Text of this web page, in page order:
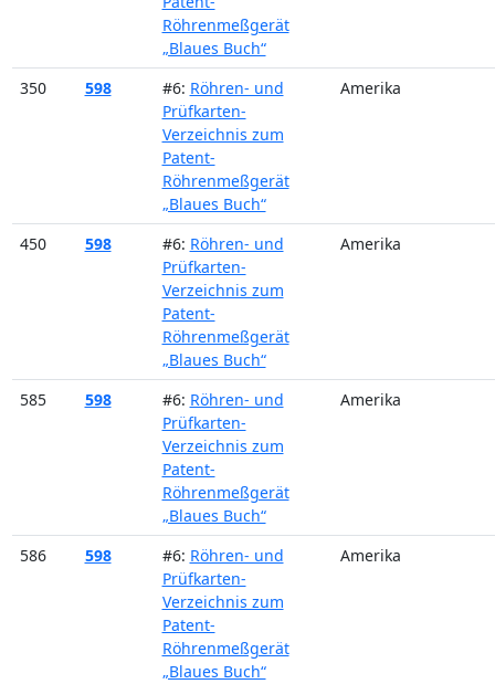
Röhrenmeßgerät
„Blaues Buch“
350 598 #6: Röhren- und
Prüfkarten-
Verzeichnis zum
Patent-
Röhrenmeßgerät
„Blaues Buch“
Amerika
450 598 #6: Röhren- und
Prüfkarten-
Verzeichnis zum
Patent-
Röhrenmeßgerät
„Blaues Buch“
Amerika
585 598 #6: Röhren- und
Prüfkarten-
Verzeichnis zum
Patent-
Röhrenmeßgerät
„Blaues Buch“
Amerika
586 598 #6: Röhren- und
Prüfkarten-
Verzeichnis zum
Patent-
Röhrenmeßgerät
„Blaues Buch“
Amerika